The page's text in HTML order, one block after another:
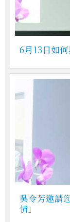
6月13日如
吳令芳邀請
情」